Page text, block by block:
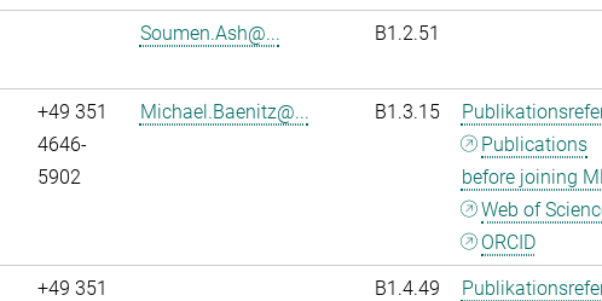
Soumen.Ash@... B1.2.51
+49 351
4646-
5902
Michael.Baenitz@... B1.3.15
Publications
before joining
Web of
ORCID
+49 351
B1.4.49